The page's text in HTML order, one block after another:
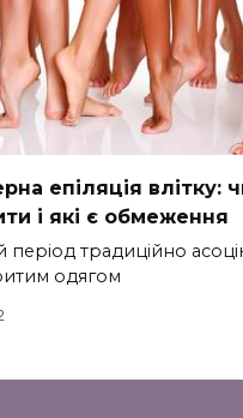
епіляція влітку:
і які є обмеження
період традиційно
одягом